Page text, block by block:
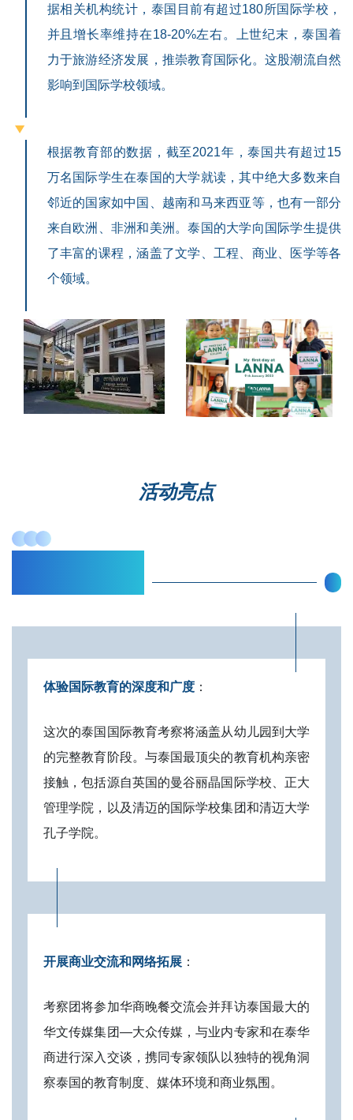
据相关机构统计，泰国目前有超过180所国际学校，
并且增长率维持在18-20%左右。上世纪末，泰国着
力于旅游经济发展，推崇教育国际化。这股潮流自然
影响到国际学校领域。
根据教育部的数据，截至2021年，泰国共有超过15
万名国际学生在泰国的大学就读，其中绝大多数来自
邻近的国家如中国、越南和马来西亚等，也有一部分
来自欧洲、非洲和美洲。泰国的大学向国际学生提供
了丰富的课程，涵盖了文学、工程、商业、医学等各
个领域。
活动亮点
体验国际教育的深度和广度 ：
这次的泰国国际教育考察将涵盖从幼儿园到大学
的完整教育阶段。与泰国最顶尖的教育机构亲密
接触，包括源自英国的曼谷丽晶国际学校、正大
管理学院，以及清迈的国际学校集团和清迈大学
孔子学院。
开展商业交流和网络拓展 ：
考察团将参加华商晚餐交流会并拜访泰国最大的
华文传媒集团—大众传媒，与业内专家和在泰华
商进行深入交谈，携同专家领队以独特的视角洞
察泰国的教育制度、媒体环境和商业氛围。